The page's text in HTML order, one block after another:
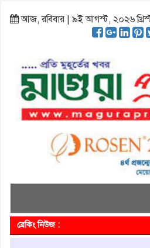
আজ, রবিবার | ৯ই আগস্ট, ২০২৬
ব্রেকিং নিউজ :